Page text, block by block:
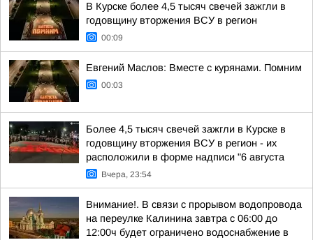
В Курске более 4,5 тысяч свечей зажгли в
годовщину вторжения ВСУ в регион
00:09
Евгений Маслов: Вместе с курянами. Помним
00:03
Более 4,5 тысяч свечей зажгли в Курске в
годовщину вторжения ВСУ в регион - их
расположили в форме надписи "6 августа
Вчера, 23:54
Внимание!. В связи с прорывом водопровода
на переулке Калинина завтра с 06:00 до
12:00ч будет ограничено водоснабжение в